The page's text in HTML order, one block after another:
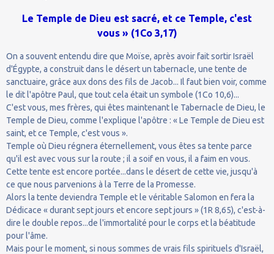
Le Temple de Dieu est sacré, et ce Temple, c'est
vous » (1Co 3,17)
On a souvent entendu dire que Moïse, après avoir fait sortir Israël
d'Égypte, a construit dans le désert un tabernacle, une tente de
sanctuaire, grâce aux dons des fils de Jacob... Il faut bien voir, comme
le dit l'apôtre Paul, que tout cela était un symbole (1Co 10,6)...
C'est vous, mes frères, qui êtes maintenant le Tabernacle de Dieu, le
Temple de Dieu, comme l'explique l'apôtre : « Le Temple de Dieu est
saint, et ce Temple, c'est vous ».
Temple où Dieu régnera éternellement, vous êtes sa tente parce
qu'il est avec vous sur la route ; il a soif en vous, il a faim en vous.
Cette tente est encore portée...dans le désert de cette vie, jusqu'à
ce que nous parvenions à la Terre de la Promesse.
Alors la tente deviendra Temple et le véritable Salomon en fera la
Dédicace « durant sept jours et encore sept jours » (1R 8,65), c'est-à-
dire le double repos...de l'immortalité pour le corps et la béatitude
pour l'âme.
Mais pour le moment, si nous sommes de vrais fils spirituels d'Israël,